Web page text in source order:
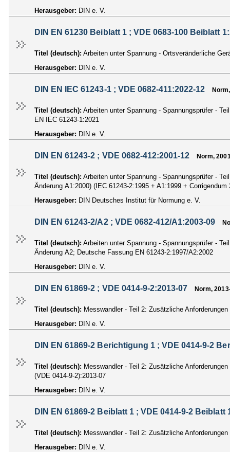
Herausgeber: DIN e. V.
DIN EN 61230 Beiblatt 1 ; VDE 0683-100 Beiblatt
Titel (deutsch): Arbeiten unter Spannung - Ortsveränderliche
Herausgeber: DIN e. V.
DIN EN IEC 61243-1 ; VDE 0682-411:2022-12
Titel (deutsch): Arbeiten unter Spannung - Spannungsprüfer -
EN IEC 61243-1:2021
Herausgeber: DIN e. V.
DIN EN 61243-2 ; VDE 0682-412:2001-12 Norm,
Titel (deutsch): Arbeiten unter Spannung - Spannungsprüfer -
Änderung A1:2000) (IEC 61243-2:1995 + A1:1999 +
Herausgeber: DIN Deutsches Institut für Normung e. V.
DIN EN 61243-2/A2 ; VDE 0682-412/A1:2003-09
Titel (deutsch): Arbeiten unter Spannung - Spannungsprüfer -
Änderung A2; Deutsche Fassung EN 61243-2:1997/A2:2002
Herausgeber: DIN e. V.
DIN EN 61869-2 ; VDE 0414-9-2:2013-07 Norm,
Titel (deutsch): Messwandler - Teil 2: Zusätzliche
Herausgeber: DIN e. V.
DIN EN 61869-2 Berichtigung 1 ; VDE 0414-9-2
Titel (deutsch): Messwandler - Teil 2: Zusätzliche
(VDE 0414-9-2):2013-07
Herausgeber: DIN e. V.
DIN EN 61869-2 Beiblatt 1 ; VDE 0414-9-2 Beiblatt
Titel (deutsch): Messwandler - Teil 2: Zusätzliche
Herausgeber: DIN e. V.